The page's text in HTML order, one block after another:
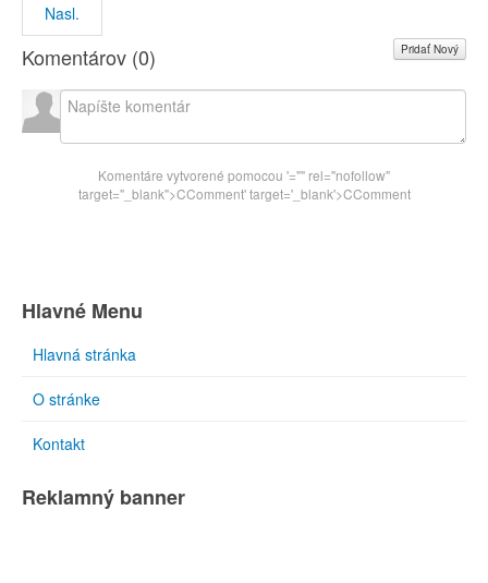
Nasl.
Komentárov (0) Pridať Nový
Komentáre vytvorené pomocou '="" rel="nofollow"
target="_blank">CComment' target='_blank'>CComment
Hlavné Menu
Hlavná stránka
O stránke
Kontakt
Reklamný banner